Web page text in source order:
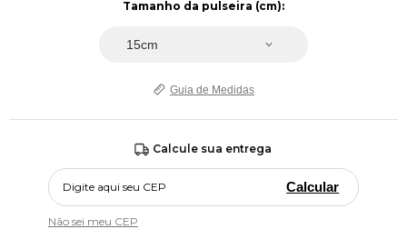
Guia de Medidas
Calcule sua entrega
Calcular
Não sei meu CEP